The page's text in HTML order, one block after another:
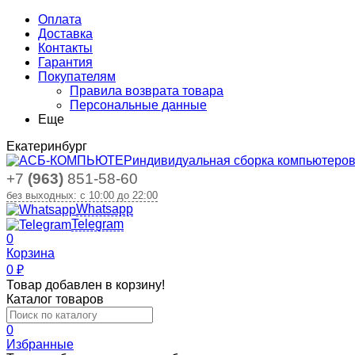
Оплата
Доставка
Контакты
Гарантия
Покупателям
Правила возврата товара
Персональные данные
Еще
Екатеринбург
индивидуальная сборка компьютеров
+7 (963) 851-58-60
без выходных: с 10:00 до 22:00
Whatsapp
Telegram
0
Корзина
0 ₽
Товар добавлен в корзину!
Каталог товаров
0
Избранные